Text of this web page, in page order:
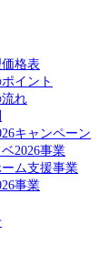
格表
イント
流れ
キャンペーン
2026事業
ム支援事業
事業